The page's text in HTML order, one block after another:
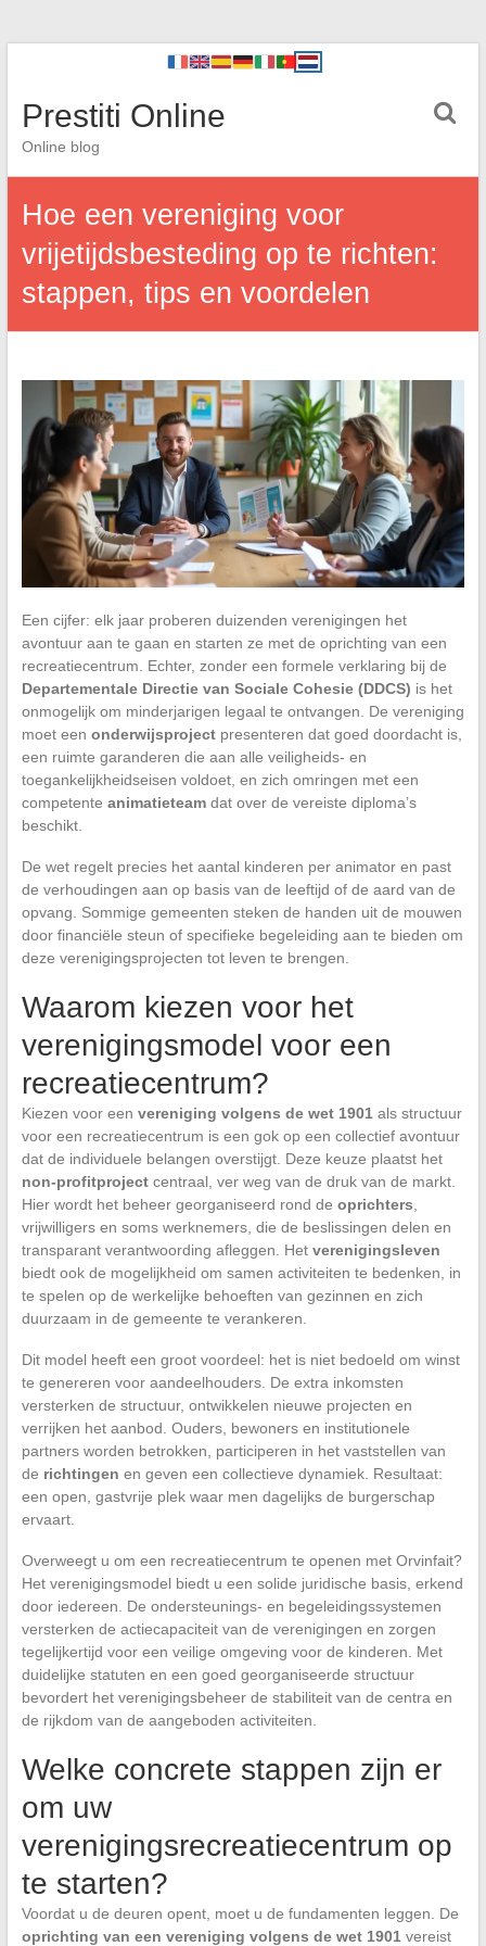
Prestiti Online
Online blog
Hoe een vereniging voor
vrijetijdsbesteding op te richten:
stappen, tips en voordelen
Een cijfer: elk jaar proberen duizenden verenigingen het
avontuur aan te gaan en starten ze met de oprichting van een
recreatiecentrum. Echter, zonder een formele verklaring bij de
Departementale Directie van Sociale Cohesie (DDCS) is het
onmogelijk om minderjarigen legaal te ontvangen. De vereniging
moet een onderwijsprojectpresenteren dat goed doordacht is,
een ruimte garanderen die aan alle veiligheids- en
toegankelijkheidseisen voldoet, en zich omringen met een
competente animatieteamdat over de vereiste diploma’s
beschikt.
De wet regelt precies het aantal kinderen per animator en past
de verhoudingen aan op basis van de leeftijd of de aard van de
opvang. Sommige gemeenten steken de handen uit de mouwen
door financiële steun of specifieke begeleiding aan te bieden om
deze verenigingsprojecten tot leven te brengen.
Waarom kiezen voor het
verenigingsmodel voor een
recreatiecentrum?
Kiezen voor een vereniging volgens de wet 1901 als structuur
voor een recreatiecentrum is een gok op een collectief avontuur
dat de individuele belangen overstijgt. Deze keuze plaatst het
non-profitprojectcentraal, ver weg van de druk van de markt.
Hier wordt het beheer georganiseerd rond de oprichters
vrijwilligers en soms werknemers, die de beslissingen delen en
transparant verantwoording afleggen. Het verenigingsleven
biedt ook de mogelijkheid om samen activiteiten te bedenken, in
te spelen op de werkelijke behoeften van gezinnen en zich
duurzaam in de gemeente te verankeren.
Dit model heeft een groot voordeel: het is niet bedoeld om winst
te genereren voor aandeelhouders. De extra inkomsten
versterken de structuur, ontwikkelen nieuwe projecten en
verrijken het aanbod. Ouders, bewoners en institutionele
partners worden betrokken, participeren in het vaststellen van
de richtingen en geven een collectieve dynamiek. Resultaat:
een open, gastvrije plek waar men dagelijks de burgerschap
ervaart.
Overweegt u om een recreatiecentrum te openen met Orvinfait?
Het verenigingsmodel biedt u een solide juridische basis, erkend
door iedereen. De ondersteunings- en begeleidingssystemen
versterken de actiecapaciteit van de verenigingen en zorgen
tegelijkertijd voor een veilige omgeving voor de kinderen. Met
duidelijke statuten en een goed georganiseerde structuur
bevordert het verenigingsbeheer de stabiliteit van de centra en
de rijkdom van de aangeboden activiteiten.
Welke concrete stappen zijn er
om uw
verenigingsrecreatiecentrum op
te starten?
Voordat u de deuren opent, moet u de fundamenten leggen. De
oprichting van een vereniging volgens de wet 1901 vereist